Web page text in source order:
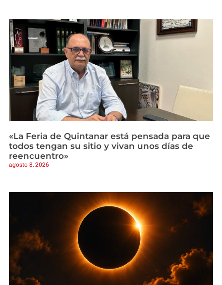
«La Feria de Quintanar está pensada para que
todos tengan su sitio y vivan unos días de
reencuentro»
agosto 8, 2026